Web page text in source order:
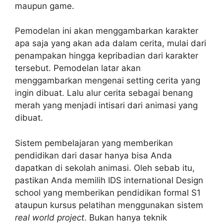
maupun game.
Pemodelan ini akan menggambarkan karakter
apa saja yang akan ada dalam cerita, mulai dari
penampakan hingga kepribadian dari karakter
tersebut. Pemodelan latar akan
menggambarkan mengenai setting cerita yang
ingin dibuat. Lalu alur cerita sebagai benang
merah yang menjadi intisari dari animasi yang
dibuat.
Sistem pembelajaran yang memberikan
pendidikan dari dasar hanya bisa Anda
dapatkan di sekolah animasi. Oleh sebab itu,
pastikan Anda memilih IDS international Design
school yang memberikan pendidikan formal S1
ataupun kursus pelatihan menggunakan sistem
real world project. Bukan hanya teknik